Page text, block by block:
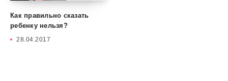
Как правильно сказать
ребенку нельзя?
28.04.2017